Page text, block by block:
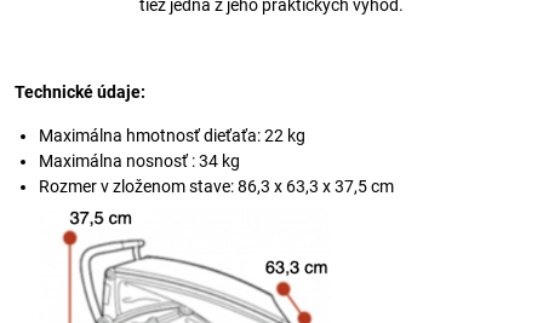
tiež jedna z jeho praktických výhod.
Technické údaje:
Maximálna hmotnosť dieťaťa:22 kg
Maximálna nosnosť : 34 kg
Rozmer v zloženom stave: 86,3 x 63,3 x 37,5 cm